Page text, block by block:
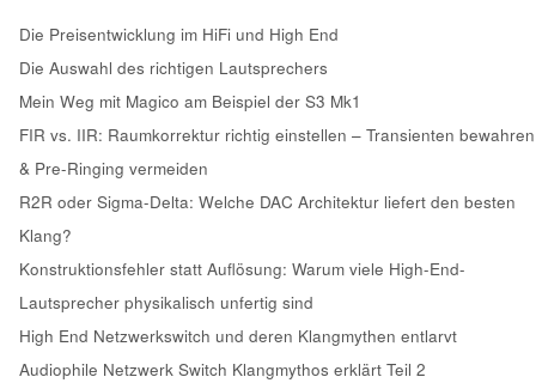
Die Preisentwicklung im HiFi und High End
Die Auswahl des richtigen Lautsprechers
Mein Weg mit Magico am Beispiel der S3 Mk1
FIR vs. IIR: Raumkorrektur richtig einstellen – Transienten bewahren
& Pre-Ringing vermeiden
R2R oder Sigma-Delta: Welche DAC Architektur liefert den besten
Klang?
Konstruktionsfehler statt Auflösung: Warum viele High-End-
Lautsprecher physikalisch unfertig sind
High End Netzwerkswitch und deren Klangmythen entlarvt
Audiophile Netzwerk Switch Klangmythos erklärt Teil 2